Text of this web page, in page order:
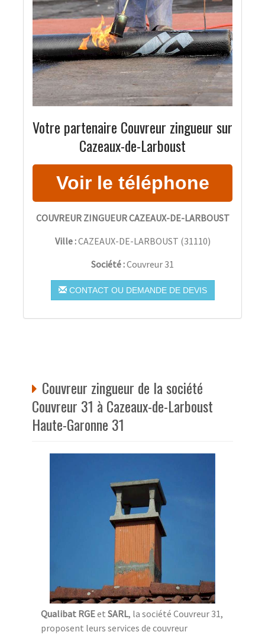
Votre partenaire Couvreur zingueur sur
Cazeaux-de-Larboust
COUVREUR ZINGUEUR CAZEAUX-DE-LARBOUST
Ville :CAZEAUX-DE-LARBOUST (31110)
Société :Couvreur 31
CONTACT OU DEMANDE DE DEVIS
Couvreur zingueur de la société
Couvreur 31 à Cazeaux-de-Larboust
Haute-Garonne 31
Qualibat RGEet SARL, la société Couvreur 31,
proposent leurs services de couvreur